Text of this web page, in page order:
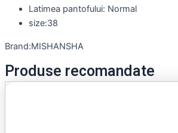
Latimea pantofului: Normal
size:38
Brand:MISHANSHA
Produse recomandate